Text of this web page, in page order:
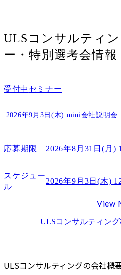
基本的な考え方
昇格制度
ULSコンサルティング（旧ウル
Q2.ULSコンサルティングで
ULSコンサルティ
ー・特別選考会情報
受付中 セミナー
2026年9月3日(木) mini会社説明会
応募期限 2026年8月31日(月)
スケジュー
ル
View
ULSコンサルティン
ULSコンサルティングの会社概